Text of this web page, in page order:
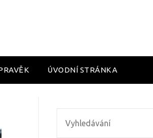
ÚVODNÍ STRÁNKA